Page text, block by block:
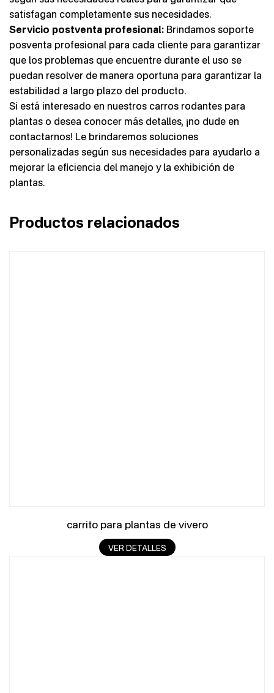
satisfagan completamente sus necesidades.
Servicio postventa profesional: Brindamos soporte
posventa profesional para cada cliente para garantizar
que los problemas que encuentre durante el uso se
puedan resolver de manera oportuna para garantizar la
estabilidad a largo plazo del producto.
Si está interesado en nuestros carros rodantes para
plantas o desea conocer más detalles, ¡no dude en
contactarnos! Le brindaremos soluciones
personalizadas según sus necesidades para ayudarlo a
mejorar la eficiencia del manejo y la exhibición de
plantas.
Productos relacionados
carrito para plantas de vivero
VER DETALLES